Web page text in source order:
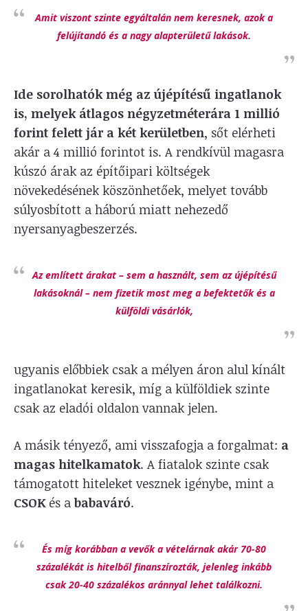
Amit viszont szinte egyáltalán nem keresnek, azok a
felújítandó és a nagy alapterületű lakások.
Ide sorolhatók még az újépítésű ingatlanok
is, melyek átlagos négyzetméterára 1 millió
forint felett jár a két kerületben, sőt elérheti
akár a 4 millió forintot is. A rendkívül magasra
kúszó árak az építőipari költségek
növekedésének köszönhetőek, melyet tovább
súlyosbított a háború miatt nehezedő
nyersanyagbeszerzés.
Az említett árakat – sem a használt, sem az újépítésű
lakásoknál – nem fizetik most meg a befektetők és a
külföldi vásárlók,
ugyanis előbbiek csak a mélyen áron alul kínált
ingatlanokat keresik, míg a külföldiek szinte
csak az eladói oldalon vannak jelen.
A másik tényező, ami visszafogja a forgalmat: a
magas hitelkamatok. A fiatalok szinte csak
támogatott hiteleket vesznek igénybe, mint a
CSOKés ababaváró.
És míg korábban a vevők a vételárnak akár 70-80
százalékát is hitelből finanszírozták, jelenleg inkább
csak 20-40 százalékos aránnyal lehet találkozni.